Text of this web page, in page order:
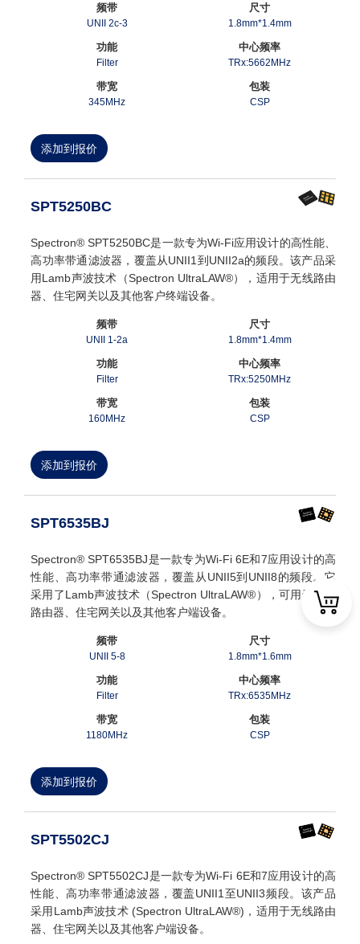
频带
UNII 2c-3
尺寸
1.8mm*1.4mm
功能
Filter
中心频率
TRx:5662MHz
带宽
345MHz
包装
CSP
添加到报价
SPT5250BC
Spectron® SPT5250BC是一款专为Wi-Fi应用设计的高性能、
高功率带通滤波器，覆盖从UNII1到UNII2a的频段。该产品采
用Lamb声波技术（Spectron UltraLAW®），适用于无线路由
器、住宅网关以及其他客户终端设备。
频带
UNII 1-2a
尺寸
1.8mm*1.4mm
功能
Filter
中心频率
TRx:5250MHz
带宽
160MHz
包装
CSP
添加到报价
SPT6535BJ
Spectron® SPT6535BJ是一款专为Wi-Fi 6E和7应用设计的高
性能、高功率带通滤波器，覆盖从UNII5到UNII8的频段。它
采用了Lamb声波技术（Spectron UltraLAW®），可用于无线
路由器、住宅网关以及其他客户端设备。
频带
UNII 5-8
尺寸
1.8mm*1.6mm
功能
Filter
中心频率
TRx:6535MHz
带宽
1180MHz
包装
CSP
添加到报价
SPT5502CJ
Spectron® SPT5502CJ是一款专为Wi-Fi 6E和7应用设计的高
性能、高功率带通滤波器，覆盖UNII1至UNII3频段。该产品
采用Lamb声波技术 (Spectron UltraLAW®)，适用于无线路由
器、住宅网关以及其他客户端设备。